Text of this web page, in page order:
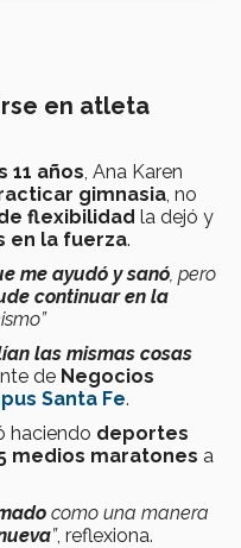
en atleta
11 años, Ana Karen
gimnasia, no
flexibilidad la dejó y
en la fuerza.
me ayudó y sanó, pero
continuar en la
las mismas cosas
de Negocios
Santa Fe.
haciendo deportes
medios maratones a
como una manera
”, reflexiona.